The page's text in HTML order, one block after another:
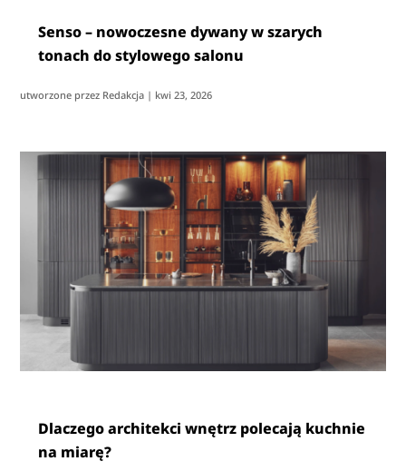
Senso – nowoczesne dywany w szarych
tonach do stylowego salonu
utworzone przez Redakcja | kwi 23, 2026
Dlaczego architekci wnętrz polecają kuchnie
na miarę?